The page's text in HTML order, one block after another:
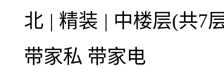
北 | 精装 | 中楼层(共7
带家私 带家电